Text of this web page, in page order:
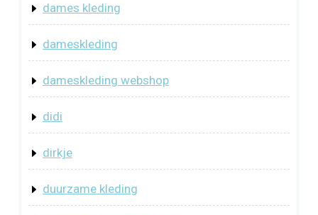
dames kleding
dameskleding
dameskleding webshop
didi
dirkje
duurzame kleding